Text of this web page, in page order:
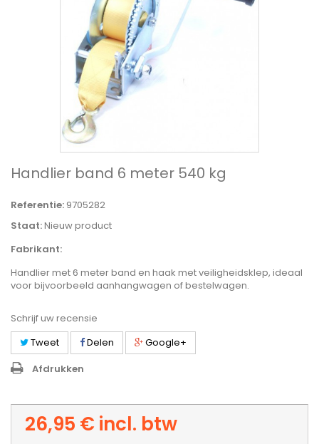
Handlier band 6 meter 540 kg
Referentie: 9705282
Staat:Nieuw product
Fabrikant:
Handlier met 6 meter band en haak met veiligheidsklep, ideaal
voor bijvoorbeeld aanhangwagen of bestelwagen.
Schrijf uw recensie
Tweet
Delen
Google+
Afdrukken
26,95 € incl. btw